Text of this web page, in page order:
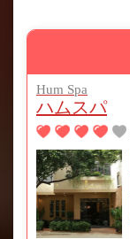
Hum Spa
ハムスパ